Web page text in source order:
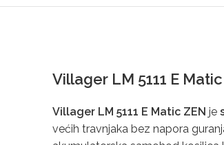
Villager LM 5111 E
Villager LM 5111 E Matic ZEN je
većih travnjaka bez napora